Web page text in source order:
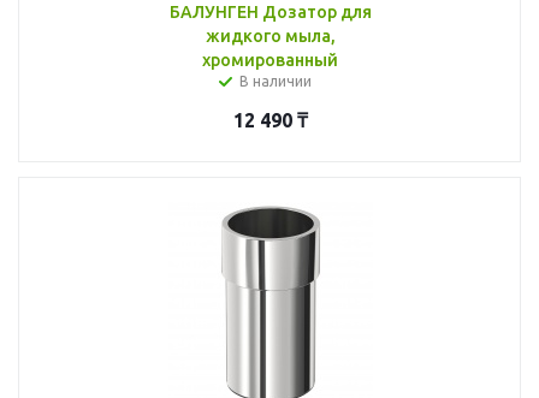
БАЛУНГЕН Дозатор для
жидкого мыла,
хромированный
В наличии
12 490₸